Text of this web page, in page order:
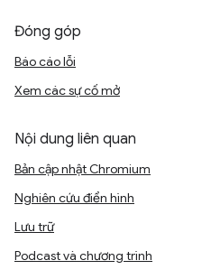
Đóng góp
Báo cáo lỗi
Xem các sự cố mở
Nội dung liên quan
Bản cập nhật Chromium
Nghiên cứu điển hình
Lưu trữ
Podcast và chương trình